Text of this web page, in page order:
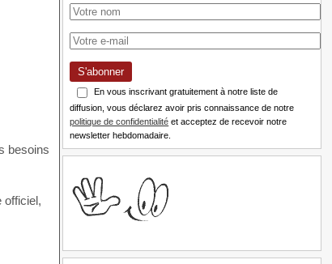
besoins
officiel,
S'abonner
En vous inscrivant gratuitement à notre liste de
diffusion, vous déclarez avoir pris connaissance de notre
politique de confidentialité et acceptez de recevoir notre
newsletter hebdomadaire.